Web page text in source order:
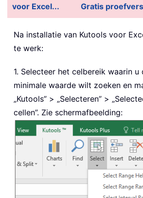
voor Excel...
Gratis
Na installatie van Kutools voor
te werk:
1. Selecteer het celbereik waarin
minimale waarde wilt zoeken en
„Kutools” > „Selecteren” >
cellen”. Zie schermafbeelding: